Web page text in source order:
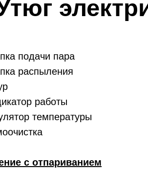
подачи пара
распыления
работы
температуры
с отпариванием